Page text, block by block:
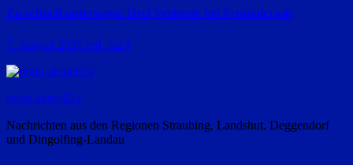
Zu schnell unterwegs: Drei Verletzte bei Frontalcrash
7. August 2026 red_ra24
regio-aktuell24
Nachrichten aus den Regionen Straubing, Landshut, Deggendorf
und Dingolfing-Landau